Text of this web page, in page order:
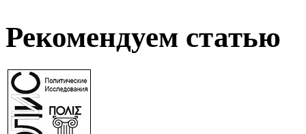
Рекомендуем статью